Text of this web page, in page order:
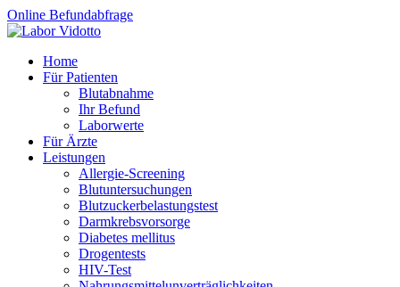
Online Befundabfrage
Home
Für Patienten
Blutabnahme
Ihr Befund
Laborwerte
Für Ärzte
Leistungen
Allergie-Screening
Blutuntersuchungen
Blutzucker­belastungstest
Darmkrebsvorsorge
Diabetes mellitus
Drogentests
HIV-Test